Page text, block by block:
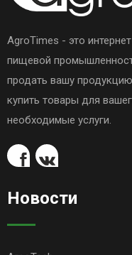
AgroTimes - это
пищевой
продать вашу
купить товары для
необходимые услуги.
Новости